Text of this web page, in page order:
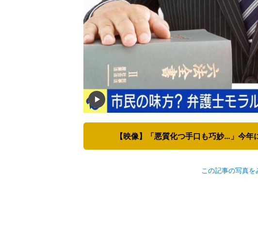
【映像】「悪質化つ手口も巧妙…」今
この記事の写真を